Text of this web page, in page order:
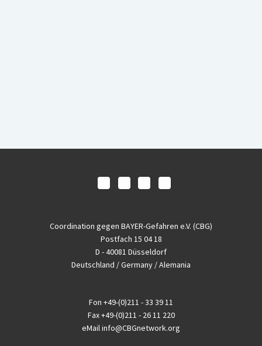
Coordination gegen BAYER-Gefahren e.V. (CBG)
Postfach 15 04 18
D - 40081 Düsseldorf
Deutschland / Germany / Alemania
Fon +49-(0)211 - 33 39 11
Fax+49-(0)211 - 26 11 220
eMailinfo@CBGnetwork.org